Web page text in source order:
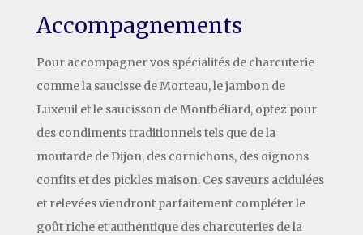
Accompagnements
Pour accompagner vos spécialités de charcuterie
comme la saucisse de Morteau, le jambon de
Luxeuil et le saucisson de Montbéliard, optez pour
des condiments traditionnels tels que de la
moutarde de Dijon, des cornichons, des oignons
confits et des pickles maison. Ces saveurs acidulées
et relevées viendront parfaitement compléter le
goût riche et authentique des charcuteries de la